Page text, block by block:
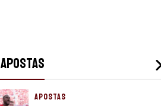
APOSTAS
APOSTAS